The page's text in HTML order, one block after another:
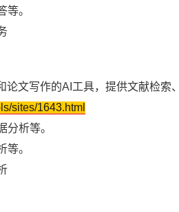
等。
文写作的AI工具，提供文献检索
sites/1643.html
分析等。
等。